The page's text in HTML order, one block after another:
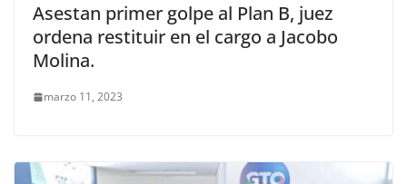
Asestan primer golpe al Plan B, juez
ordena restituir en el cargo a Jacobo
Molina.
marzo 11, 2023